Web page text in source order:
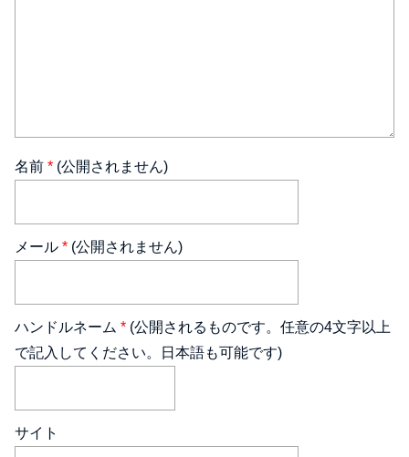
名前 * (公開されません)
メール * (公開されません)
ハンドルネーム * (公開されるものです。任意の4文字以上
で記入してください。日本語も可能です)
サイト